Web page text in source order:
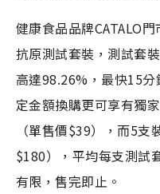
健康食品品牌CATALO
抗原測試套裝，測試套
高達98.26%，最快15
定金額換購更可享有獨
（單售價$39），而5
$180），平均每支測試
有限，售完即止。